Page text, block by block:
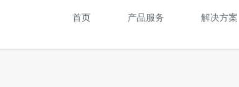
首页 产品服务 解决方案